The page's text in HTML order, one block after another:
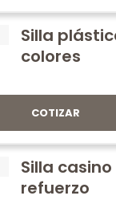
Silla
colores
COTIZAR
Silla casino
refuerzo